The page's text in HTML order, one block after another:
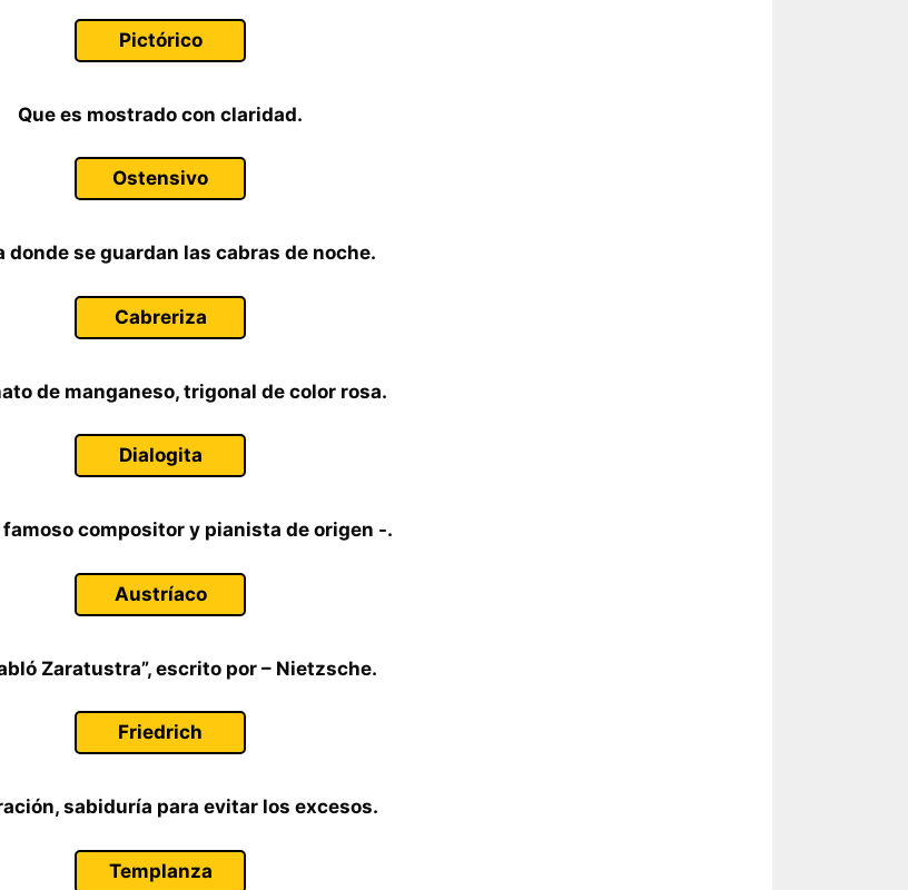
Pictórico
Que es mostrado con claridad.
Ostensivo
donde se guardan las cabras de noche.
Cabreriza
de manganeso, trigonal de color rosa.
Dialogita
compositor y pianista de origen -.
Austríaco
Zaratustra”, escrito por – Nietzsche.
Friedrich
sabiduría para evitar los excesos.
Templanza